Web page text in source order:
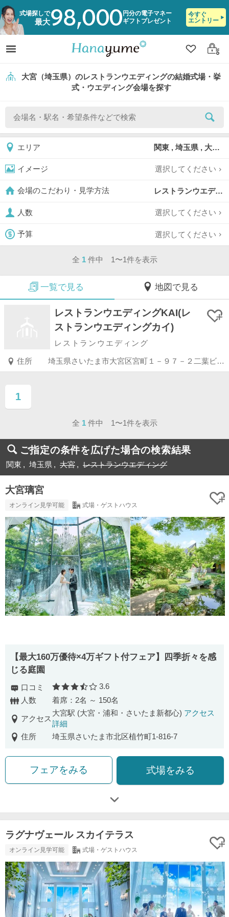
式場探しで
最大98,000 円分の電子マネー
ギフトプレゼント
今すぐ
エントリー
クリップ
ログ
大宮（埼玉県）のレストランウエディングの結婚式場・挙
式・ウエディング会場を探す
エリア 関東 , 埼玉県 , 大宮
イメージ 選択してください
会場のこだわり・見学方法 レストランウエディング,
人数 選択してください
予算 選択してください
全 1 件中 1〜1件を表示
一覧で見る 地図で見る
レストランウエディングKAI(レ
ストランウエディングカイ)
レストランウエディング
住所 埼玉県さいたま市大宮区宮町１－９７－２二葉ビル２・３Ｆ
1
ページ目
全 1 件中 1〜1件を表示
ご指定の条件を広げた場合の検索結果
関東 埼玉県 大宮 レストランウエディング
大宮璃宮
オンライン見学可能 式場・ゲストハウス
【最大160万優待×4万ギフト付フェア】四季折々を感
じる庭園
口コミ 口コミ評価
3.6
人数
着席：2名 ～ 150名
アクセス
大宮駅 (大宮・浦和・さいたま新都心) アクセス
詳細
住所
埼玉県さいたま市北区植竹町1-816-7
フェアをみる 式場をみる
ラグナヴェール スカイテラス
オンライン見学可能 式場・ゲストハウス